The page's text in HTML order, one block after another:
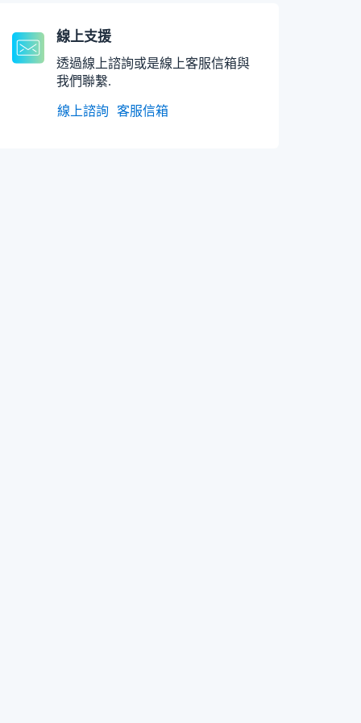
線上支援
透過線上諮詢或是線上客服信箱與
我們聯繫.
線上諮詢 客服信箱